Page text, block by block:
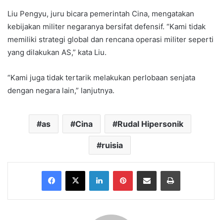
Liu Pengyu, juru bicara pemerintah Cina, mengatakan
kebijakan militer negaranya bersifat defensif. “Kami tidak
memiliki strategi global dan rencana operasi militer seperti
yang dilakukan AS,” kata Liu.
“Kami juga tidak tertarik melakukan perlobaan senjata
dengan negara lain,” lanjutnya.
as Cina Rudal Hipersonik
ruisia
Facebook
X LinkedInPinterestShare via Email Print